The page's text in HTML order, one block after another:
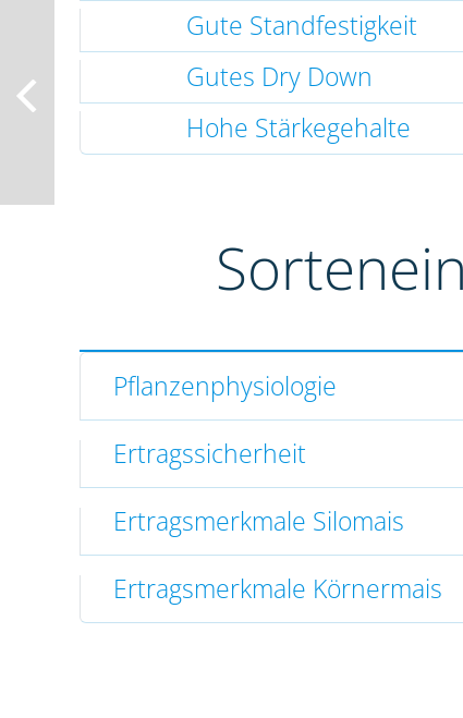
Gute Standfestigkeit
Gutes Dry Down
Hohe Stärkegehalte
Pflanzenphysiologie
Ertragssicherheit
Ertragsmerkmale Silomais
Ertragsmerkmale Körnermais